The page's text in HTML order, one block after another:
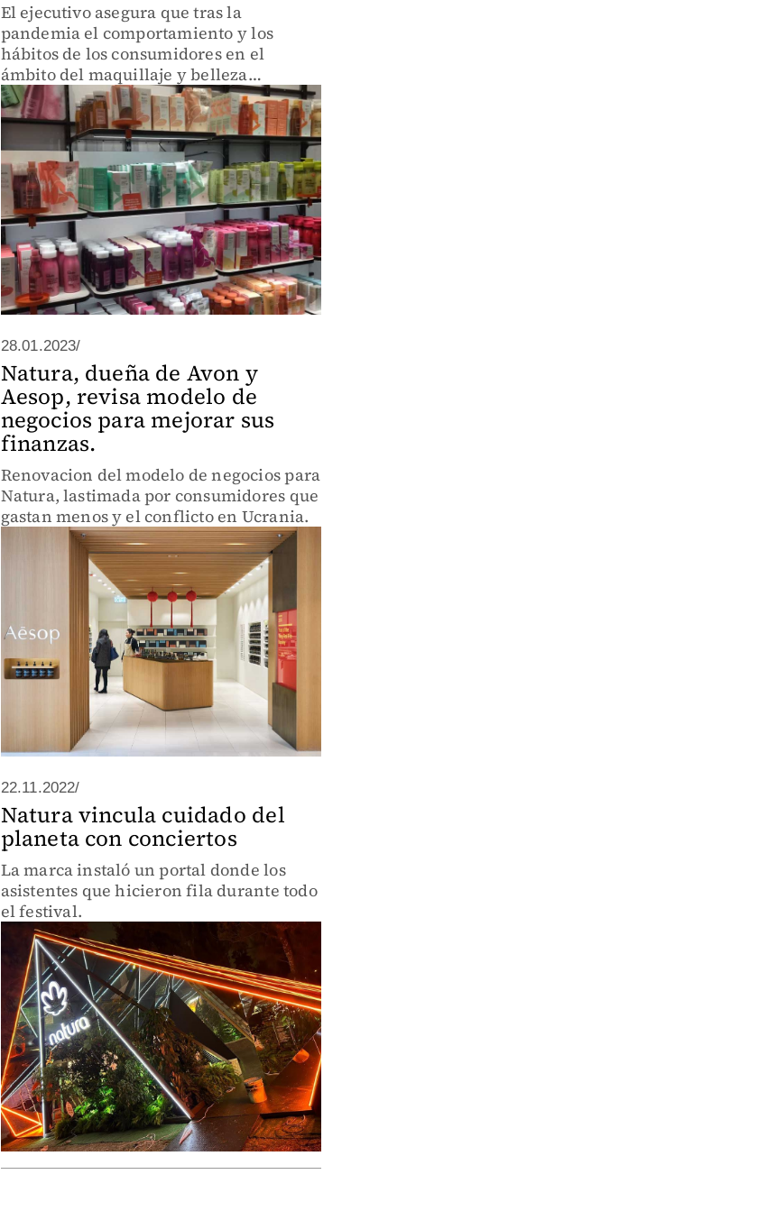
El ejecutivo asegura que tras la
pandemia el comportamiento y los
hábitos de los consumidores en el
ámbito del maquillaje y belleza
cambiaron y en ese sentido la filosofía
incluyente y sustentable de Natura es
más cercana a esa realidad
28.01.2023/
Natura, dueña de Avon y
Aesop, revisa modelo de
negocios para mejorar sus
finanzas.
Renovacion del modelo de negocios para
Natura, lastimada por consumidores que
gastan menos y el conflicto en Ucrania.
22.11.2022/
Natura vincula cuidado del
planeta con conciertos
La marca instaló un portal donde los
asistentes que hicieron fila durante todo
el festival.